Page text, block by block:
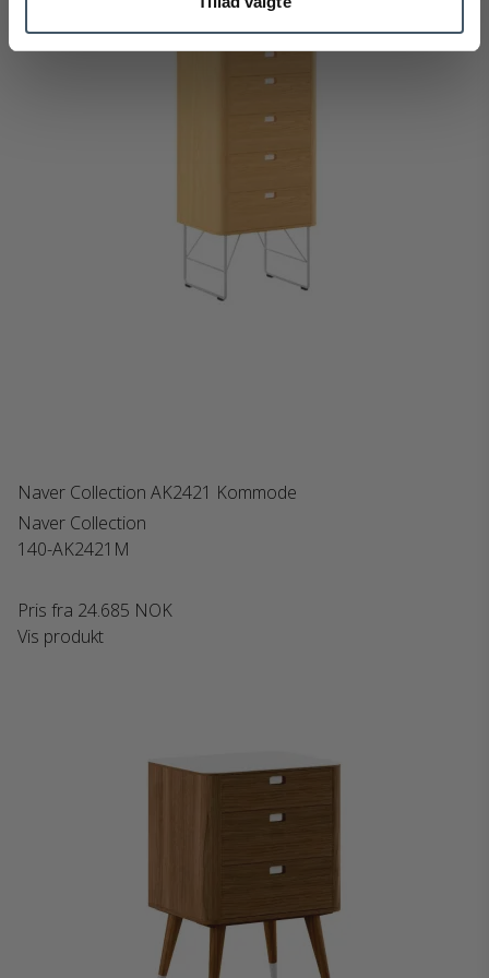
Naver Collection AK2421 Kommode
Naver Collection
140-AK2421M
Pris fra 24.685 NOK
Vis produkt